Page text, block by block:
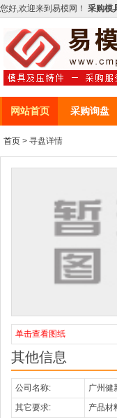
您好,欢迎来到易模网！ 采购模
网站首页 采购询盘
首页 > 寻盘详情
单击查看图纸
其他信息
公司名称: 广州健
其它要求:
产品材